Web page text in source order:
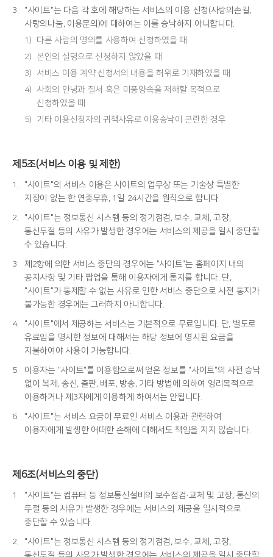
3.
"사이트"는 다음 각 호에 해당하는 서비스의 이용 신청(사랑의손길,
사랑의나눔, 이용문의)에 대하여는 이를 승낙하지 아니합니다.
1)
다른 사람의 명의를 사용하여 신청하였을 때
2) 본인의 실명으로 신청하지 않았을 때
3)
서비스 이용 계약 신청서의 내용을 허위로 기재하였을 때
4)
사회의 안녕과 질서 혹은 미풍양속을 저해할 목적으로
신청하였을 때
5)
기타 이용신청자의 귀책사유로 이용승낙이 곤란한 경우
제5조(서비스 이용 및 제한)
1.
"사이트"의 서비스 이용은 사이트의 업무상 또는 기술상 특별한
지장이 없는 한 연중무휴, 1일 24시간을 원칙으로 합니다.
2.
"사이트"는 정보통신 시스템 등의 정기점검, 보수, 교체, 고장,
통신두절 등의 사유가 발생한 경우에는 서비스의 제공을 일시 중단할
수 있습니다.
3.
제2항에 의한 서비스 중단의 경우에는 "사이트"는 홈페이지 내의
공지사항 및 기타 팝업을 통해 이용자에게 통지를 합니다. 단,
"사이트"가 통제할 수 없는 사유로 인한 서비스 중단으로 사전 통지가
불가능한 경우에는 그러하지 아니합니다.
4.
"사이트"에서 제공하는 서비스는 기본적으로 무료입니다. 단, 별도로
유료임을 명시한 정보에 대해서는 해당 정보에 명시된 요금을
지불하여야 사용이 가능합니다.
5.
이용자는 "사이트"를 이용함으로써 얻은 정보를 "사이트"의 사전 승낙
없이 복제, 송신, 출판, 배포, 방송, 기타 방법에 의하여 영리목적으로
이용하거나 제3자에게 이용하게 하여서는 안됩니다.
6.
"사이트"는 서비스 요금이 무료인 서비스 이용과 관련하여
이용자에게 발생한 어떠한 손해에 대해서도 책임을 지지 않습니다.
제6조(서비스의 중단)
1.
"사이트"는 컴퓨터 등 정보통신설비의 보수점검·교체 및 고장, 통신의
두절 등의 사유가 발생한 경우에는 서비스의 제공을 일시적으로
중단할 수 있습니다.
2.
"사이트"는 정보통신 시스템 등의 정기점검, 보수, 교체, 고장,